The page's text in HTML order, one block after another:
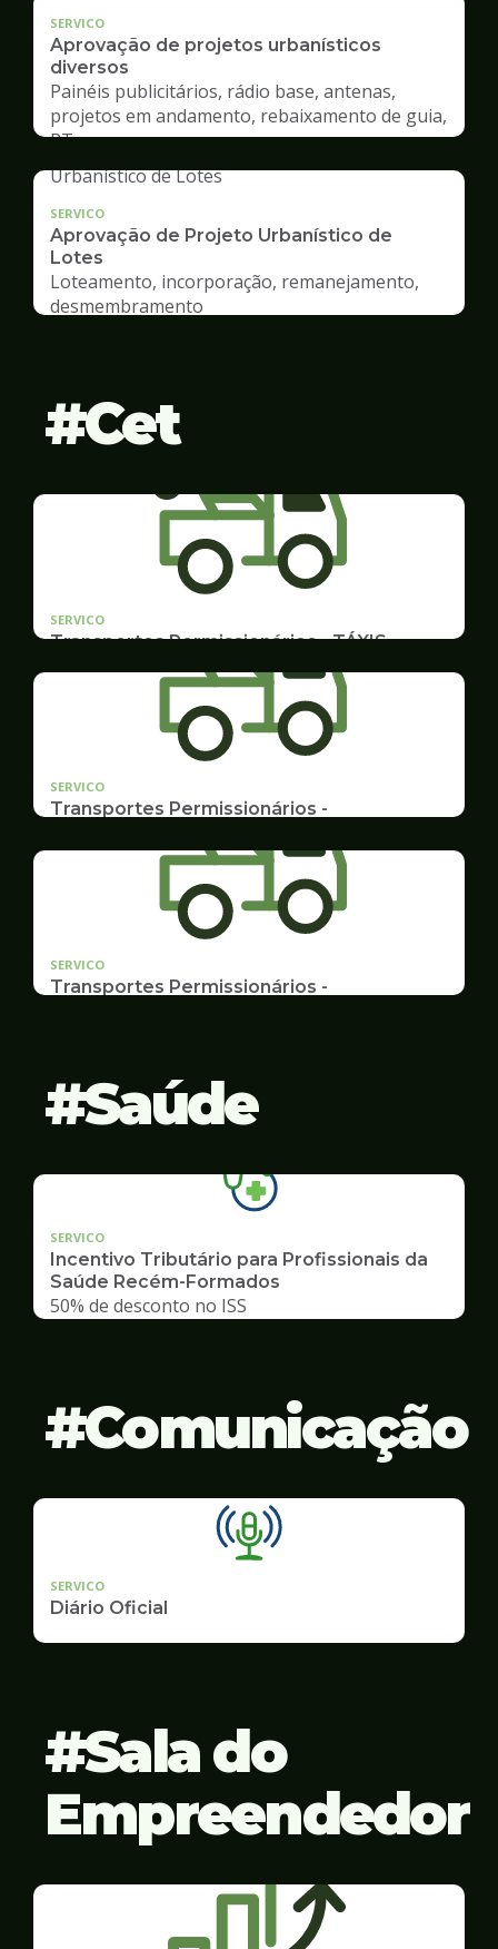
SERVICO
Aprovação de projetos urbanísticos
diversos
Painéis publicitários, rádio base, antenas,
projetos em andamento, rebaixamento de guia,
RT
SERVICO
Aprovação de Projeto Urbanístico de
Lotes
Loteamento, incorporação, remanejamento,
desmembramento
Cet
SERVICO
Transportes Permissionários - TÁXIS
SERVICO
Transportes Permissionários -
Documentação, Requerimento e Transferência
SERVICO
Transportes Permissionários -
Saúde
SERVICO
Incentivo Tributário para Profissionais da
Saúde Recém-Formados
50% de desconto no ISS
Comunicação
SERVICO
Diário Oficial
Sala do
Empreendedor